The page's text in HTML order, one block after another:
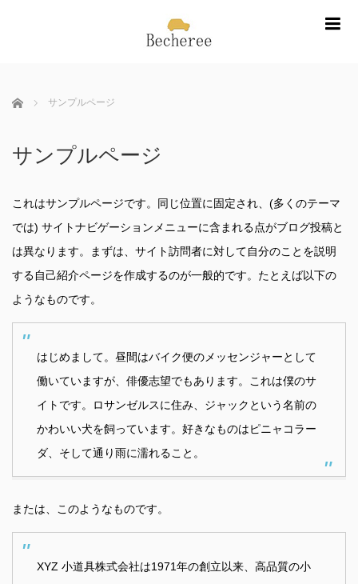
ホーム サンプルページ
サンプルページ
これはサンプルページです。同じ位置に固定され、(多くのテーマ
では) サイトナビゲーションメニューに含まれる点がブログ投稿と
は異なります。まずは、サイト訪問者に対して自分のことを説明
する自己紹介ページを作成するのが一般的です。たとえば以下の
ようなものです。
はじめまして。昼間はバイク便のメッセンジャーとして
働いていますが、俳優志望でもあります。これは僕のサ
イトです。ロサンゼルスに住み、ジャックという名前の
かわいい犬を飼っています。好きなものはピニャコラー
ダ、そして通り雨に濡れること。
または、このようなものです。
XYZ 小道具株式会社は1971年の創立以来、高品質の小